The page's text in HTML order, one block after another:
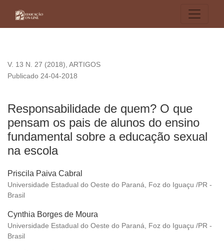
V. 13 N. 27 (2018), ARTIGOS
Responsabilidade de quem? O que
pensam os pais de alunos do ensino
fundamental sobre a educação sexual
na escola
Publicado 24-04-2018
Priscila Paiva Cabral
Universidade Estadual do Oeste do Paraná, Foz do Iguaçu /PR -
Brasil
Cynthia Borges de Moura
Universidade Estadual do Oeste do Paraná, Foz do Iguaçu /PR -
Brasil